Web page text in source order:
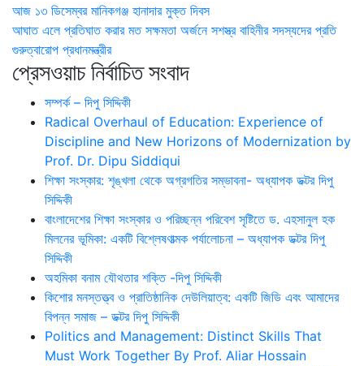
আজ ১৩ ডিসেম্বর মানিকগঞ্জ হানাদার মুক্ত দিবস
আঘাত এলে প্রতিঘাত করার মত সক্ষমতা অর্জনে সশস্ত্র বাহিনীর সদস্যদের প্রতি
গুরুত্বারোপ প্রধানমন্ত্রীর
প্রেসওয়াচ নির্বাচিত সংবাদ
সম্পর্ক – দিপু সিদ্দিকী
Radical Overhaul of Education: Experience of
Discipline and New Horizons of Modernization by
Prof. Dr. Dipu Siddiqui
শিক্ষা সংস্কার: শৃঙ্খলা থেকে অগ্রগতির সম্ভাবনা- অধ্যাপক ডক্টর দিপু
সিদ্দিকী
বাংলাদেশের শিক্ষা সংস্কার ও পরিচ্ছন্ন পরিবেশ সৃষ্টিতে ড. এহসানুল হক
মিলনের ভূমিকা: একটি বিশ্লেষণাত্মক পর্যালোচনা – অধ্যাপক ডক্টর দিপু
সিদ্দিকী
অহমিকা বনাম যৌথতার শক্তি -দিপু সিদ্দিকী
কিশোর মনস্তত্ত্ব ও প্রাতিষ্ঠানিক দেউলিয়াত্ব: একটি জিডি এবং আমাদের
বিপন্ন সমাজ – ডক্টর দিপু সিদ্দিকী
Politics and Management: Distinct Skills That
Must Work Together By Prof. Aliar Hossain